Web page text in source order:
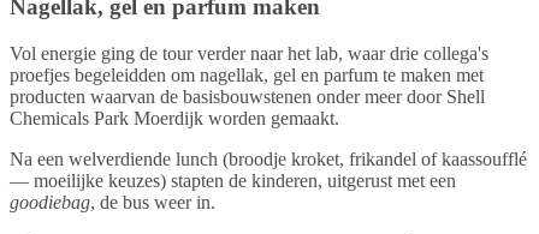
Nagellak, gel en parfum maken
Vol energie ging de tour verder naar het lab, waar drie collega's
proefjes begeleidden om nagellak, gel en parfum te maken met
producten waarvan de basisbouwstenen onder meer door Shell
Chemicals Park Moerdijk worden gemaakt.
Na een welverdiende lunch (broodje kroket, frikandel of kaassoufflé
— moeilijke keuzes) stapten de kinderen, uitgerust met een
goodiebag, de bus weer in.